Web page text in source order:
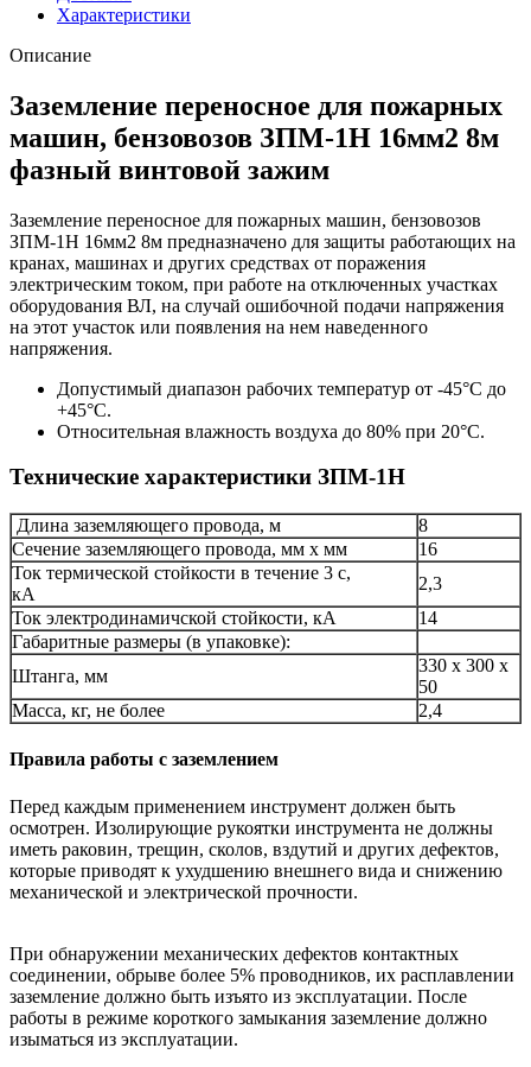
Характеристики
Описание
Заземление переносное для пожарных
машин, бензовозов ЗПМ-1Н 16мм2 8м
фазный винтовой зажим
Заземление переносное для пожарных машин, бензовозов
ЗПМ-1Н 16мм2 8м предназначено для защиты работающих на
кранах, машинах и других средствах от поражения
электрическим током, при работе на отключенных участках
оборудования ВЛ, на случай ошибочной подачи напряжения
на этот участок или появления на нем наведенного
напряжения.
Допустимый диапазон рабочих температур от -45°С до
+45°С.
Относительная влажность воздуха до 80% при 20°С.
Технические характеристики ЗПМ-1Н
Длина заземляющего провода, м
8
Сечение заземляющего провода, мм x мм
16
Ток термической стойкости в течение 3 с,
кА
2,3
Ток электродинамичской стойкости, кА
14
Габаритные размеры (в упаковке):
Штанга, мм
330 x 300 x
50
Масса, кг, не более
2,4
Правила работы с заземлением
Перед каждым применением инструмент должен быть
осмотрен. Изолирующие рукоятки инструмента не должны
иметь раковин, трещин, сколов, вздутий и других дефектов,
которые приводят к ухудшению внешнего вида и снижению
механической и электрической прочности.
При обнаружении механических дефектов контактных
соединении, обрыве более 5% проводников, их расплавлении
заземление должно быть изъято из эксплуатации. После
работы в режиме короткого замыкания заземление должно
изыматься из эксплуатации.